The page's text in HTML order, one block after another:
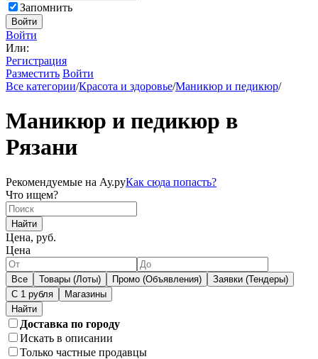
Запомнить
Войти
Войти
Или:
Регистрация
Разместить Войти
Все категории/Красота и здоровье/Маникюр и педикюр/
Маникюр и педикюр в
Рязани
Рекомендуемые на Ау.руКак сюда попасть?
Что ищем?
Найти
Цена, руб.
Цена
Все Товары (Лоты) Промо (Объявления)
Заявки (Тендеры)
С 1 рубля
Магазины
Доставка по городу
Искать в описании
Только частные продавцы